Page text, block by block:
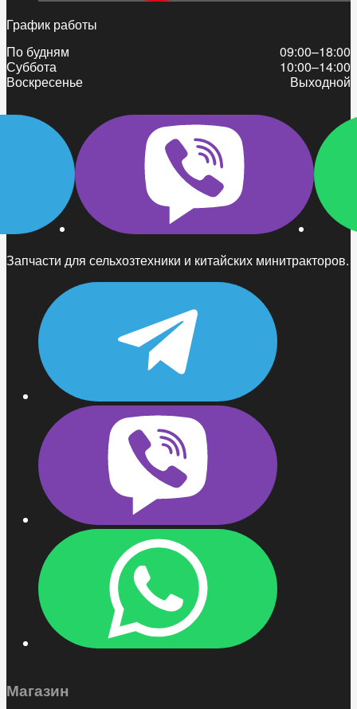
Запчасти для сельхозтехники и китайских минитракторов.
Магазин
График работы
По будням
09:00–18:00
Суббота
10:00–14:00
Воскресенье
Выходной